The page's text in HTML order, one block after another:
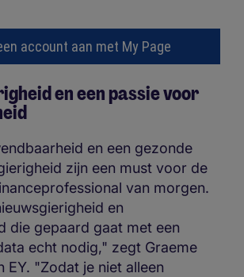
account aan met My Page
en een passie voor
en een gezonde
zijn een must voor de
van morgen.
en
die gepaard gaat met een
echt nodig," zegt Graeme
EY. "Zodat je niet alleen